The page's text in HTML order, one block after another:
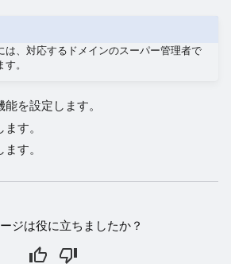
は、対応するドメインのスーパー管理者で
。
を設定します。
す。
す。
ジは役に立ちましたか？